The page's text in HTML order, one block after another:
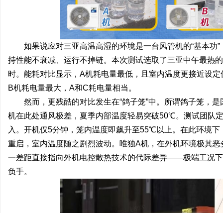
如果说应对三亚高温高湿的环境是一台风管机的“基本功
持性能不衰减、运行不掉链。本次测试选取了三亚中午最
时。能耗对比显示，A机耗电量最低，且室内温度更接近设
B机耗电量最大，A和C耗电量相当。
然而，更残酷的对比发生在“鸽子笼”中。所谓鸽子笼，
机在此处通风极差，夏季内部温度轻易突破50℃。测试团队
入。开机仅5分钟，笼内温度即飙升至55℃以上。在此环境
重启，室内温度随之剧烈波动。唯独A机，在外机环境极其
一差距直接指向外机电控散热技术的代际差异——极端工况
负手。